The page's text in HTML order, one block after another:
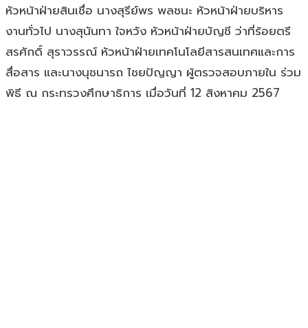
หัวหน้าฝ่ายสินเชื่อ นางสุรีย์พร พลชนะ หัวหน้าฝ่ายบริหาร
งานทั่วไป นางสุนันทา ใจหวัง หัวหน้าฝ่ายบัญชี ว่าที่ร้อยตรี
สรศักดิ์ สุราวรรณ์ หัวหน้าฝ่ายเทคโนโลยีสารสนเทศและการ
สื่อสาร และนางนุชนารถ ไชยปัญญา ผู้ตรวจสอบภายใน ร่วม
พิธี ณ กระทรวงศึกษาธิการ เมื่อวันที่ 12 สิงหาคม 2567